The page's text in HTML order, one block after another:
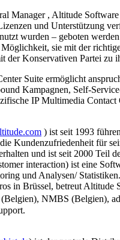
Manager , Altitude
und Unterstützung
wurden – geboten
sie mit der
der Konservativen Partei zu
Suite ermöglicht
Kampagnen, Self-
IP Multimedia
) ist seit 1993
Kundenzufriedenheit für
und ist seit 2000 Teil
interaction) ist eine
und Analysen/ Statistiken.
in Brüssel, betreut
NMBS (Belgien),